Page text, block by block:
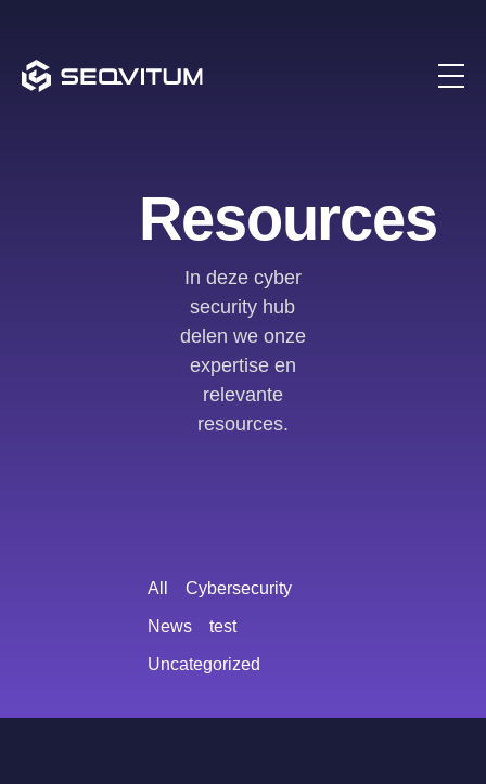
Resources
In deze cyber
security hub
delen we onze
expertise en
relevante
resources.
Cybersecurity
News test
Uncategorized
All